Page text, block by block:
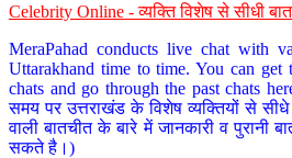
Celebrity Online - व्यक्ति विशेष से सीधी
MeraPahad conducts live chat with
Uttarakhand time to time. You can get
chats and go through the past chats
समय पर उत्तराखंड के विशेष व्यक्तियों से
वाली बातचीत के बारे में जानकारी व पुरानी
सकते है।)